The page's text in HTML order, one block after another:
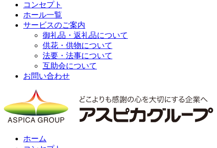
コンセプト
ホール一覧
サービスのご案内
御礼品・返礼品について
供花・供物について
法要・法事について
互助会について
お問い合わせ
ホーム